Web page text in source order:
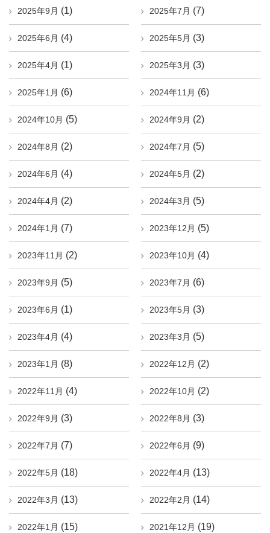
2025年9月 (1) 2025年7月 (7)
2025年6月 (4) 2025年5月 (3)
2025年4月 (1) 2025年3月 (3)
2025年1月 (6) 2024年11月 (6)
2024年10月 (5) 2024年9月 (2)
2024年8月 (2) 2024年7月 (5)
2024年6月 (4) 2024年5月 (2)
2024年4月 (2) 2024年3月 (5)
2024年1月 (7) 2023年12月 (5)
2023年11月 (2) 2023年10月 (4)
2023年9月 (5) 2023年7月 (6)
2023年6月 (1) 2023年5月 (3)
2023年4月 (4) 2023年3月 (5)
2023年1月 (8) 2022年12月 (2)
2022年11月 (4) 2022年10月 (2)
2022年9月 (3) 2022年8月 (3)
2022年7月 (7) 2022年6月 (9)
2022年5月 (18) 2022年4月 (13)
2022年3月 (13) 2022年2月 (14)
2022年1月 (15) 2021年12月 (19)